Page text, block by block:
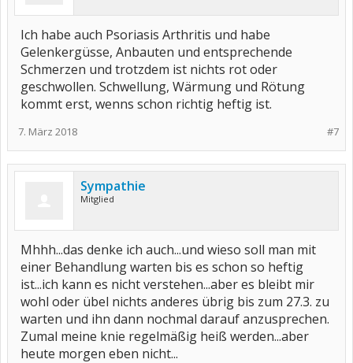
Ich habe auch Psoriasis Arthritis und habe
Gelenkergüsse, Anbauten und entsprechende
Schmerzen und trotzdem ist nichts rot oder
geschwollen. Schwellung, Wärmung und Rötung
kommt erst, wenns schon richtig heftig ist.
#7
7. März 2018
Sympathie
Mitglied
Mhhh...das denke ich auch...und wieso soll man mit
einer Behandlung warten bis es schon so heftig
ist...ich kann es nicht verstehen...aber es bleibt mir
wohl oder übel nichts anderes übrig bis zum 27.3. zu
warten und ihn dann nochmal darauf anzusprechen.
Zumal meine knie regelmäßig heiß werden...aber
heute morgen eben nicht...